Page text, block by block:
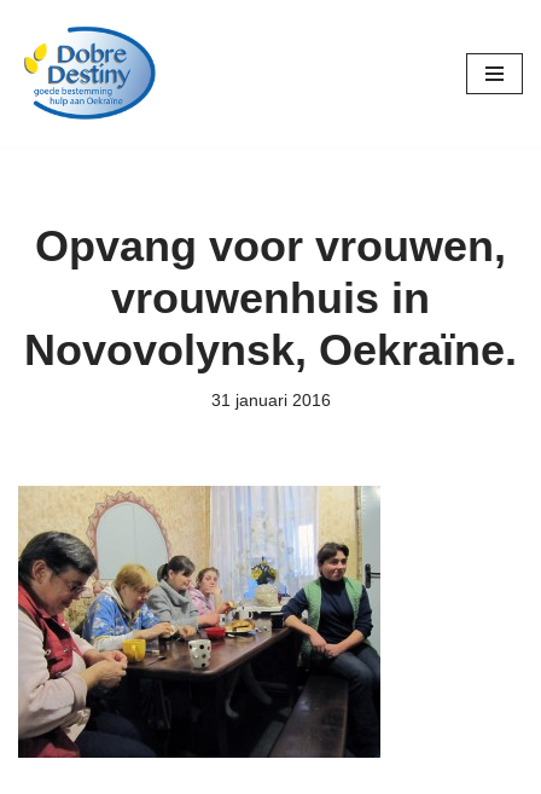
Ga
naar
Opvang voor vrouwen,
vrouwenhuis in
Novovolynsk, Oekraïne.
31 januari 2016